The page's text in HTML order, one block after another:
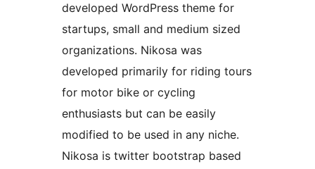
developed WordPress theme for
startups, small and medium sized
organizations. Nikosa was
developed primarily for riding tours
for motor bike or cycling
enthusiasts but can be easily
modified to be used in any niche.
Nikosa is twitter bootstrap based